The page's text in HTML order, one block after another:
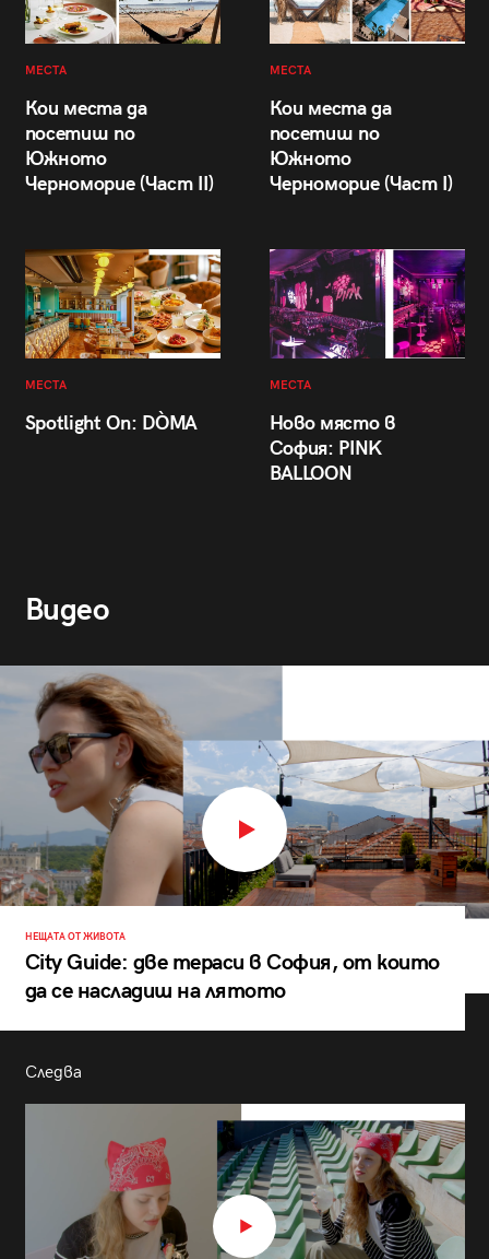
МЕСТА
Кои места да
посетиш по
Южното
Черноморие (Част II)
МЕСТА
Кои места да
посетиш по
Южното
Черноморие (Част I)
МЕСТА
Spotlight On: DÒMA
МЕСТА
Ново място в
София: PINK
BALLOON
Видео
НЕЩАТА ОТ ЖИВОТА
City Guide: две тераси в София, от които
да се насладиш на лятото
Следва